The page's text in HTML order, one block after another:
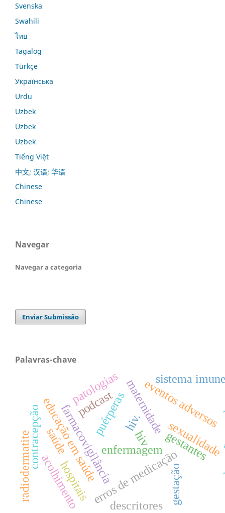
Svenska
Swahili
ไทย
Tagalog
Türkçe
Українська
Urdu
Uzbek
Uzbek
Uzbek
Tiếng Việt
中文; 汉语; 华语
Chinese
Chinese
Navegar
Navegar a categoria
Enviar Submissão
Palavras-chave
gestantes
puérperasmaternidade
erros de medicação
hospitais
farmacovigilância eventos adversos
educação em saúdeenfermagem
hiv
gestação
acolhimento
hiv.
contracepção saúde
podcast
sexualidade
radiodermatite
descritores
patologias sistema